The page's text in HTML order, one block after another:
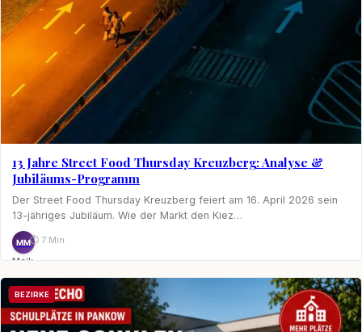
13 Jahre Street Food Thursday Kreuzberg: Analyse &
Jubiläums-Programm
Der Street Food Thursday Kreuzberg feiert am 16. April 2026 sein
13-jähriges Jubiläum. Wie der Markt den Kiez…
MM
Maik
Möhring
⏱ 7 Min.
BEZIRKE